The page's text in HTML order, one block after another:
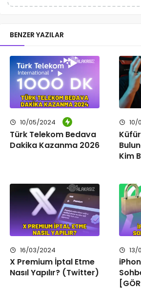
BENZER YAZILAR
10/05/2024
Türk Telekom Bedava
Dakika Kazanma 2026
10/
Kim
16/03/2024
X Premium İptal Etme
Nasıl Yapılır? (Twitter)
13/